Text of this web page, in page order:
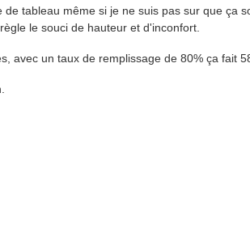
tableau même si je ne suis pas sur que ça
le souci de hauteur et d'inconfort.
avec un taux de remplissage de 80% ça fait